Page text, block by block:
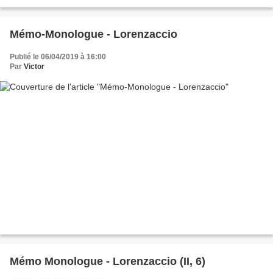
Mémo-Monologue - Lorenzaccio
Publié le 06/04/2019 à 16:00
Par Victor
Mémo Monologue - Lorenzaccio (II, 6)